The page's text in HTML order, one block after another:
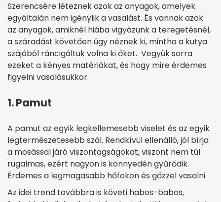
Szerencsére léteznek azok az anyagok, amelyek
egyáltalán nem igénylik a vasalást. És vannak azok
az anyagok, amiknél hiába vigyázunk a teregetésnél,
a száradást követően úgy néznek ki, mintha a kutya
szájából ráncigáltuk volna ki őket. Vegyük sorra
ezeket a kényes matériákat, és hogy mire érdemes
figyelni vasalásukkor.
1. Pamut
A pamut az egyik legkellemesebb viselet és az egyik
legtermészetesebb szál. Rendkívül ellenálló, jól bírja
a mosással járó viszontagságokat, viszont nem túl
rugalmas, ezért nagyon is könnyedén gyűrődik.
Érdemes a legmagasabb hőfokon és gőzzel vasalni.
Az idei trend továbbra is követi habos-babos,